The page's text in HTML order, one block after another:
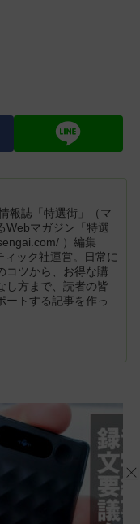
報誌「特選街」（マ
Webマガジン「特選
）編集
ック社運営。日常に
コツから、お得な購
し方まで、読者の皆
ートする記事を作っ